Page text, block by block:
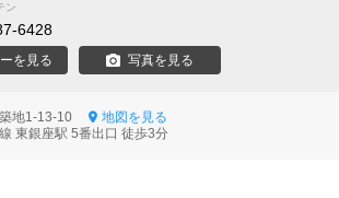
ン
6428
を見る 写真を見る
築地1-13-10
地図を見る
東銀座駅 5番出口 徒歩3分